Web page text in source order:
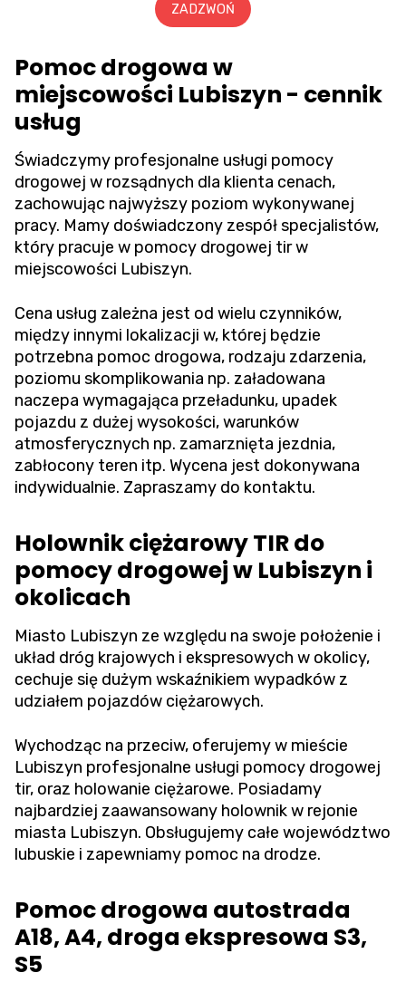
ZADZWOŃ
Pomoc drogowa w
miejscowości Lubiszyn - cennik
usług
Świadczymy profesjonalne usługi pomocy
drogowej w rozsądnych dla klienta cenach,
zachowując najwyższy poziom wykonywanej
pracy. Mamy doświadczony zespół specjalistów,
który pracuje w pomocy drogowej tir w
miejscowości Lubiszyn.
Cena usług zależna jest od wielu czynników,
między innymi lokalizacji w, której będzie
potrzebna pomoc drogowa, rodzaju zdarzenia,
poziomu skomplikowania np. załadowana
naczepa wymagająca przeładunku, upadek
pojazdu z dużej wysokości, warunków
atmosferycznych np. zamarznięta jezdnia,
zabłocony teren itp. Wycena jest dokonywana
indywidualnie. Zapraszamy do kontaktu.
Holownik ciężarowy TIR do
pomocy drogowej w Lubiszyn i
okolicach
Miasto Lubiszyn ze względu na swoje położenie i
układ dróg krajowych i ekspresowych w okolicy,
cechuje się dużym wskaźnikiem wypadków z
udziałem pojazdów ciężarowych.
Wychodząc na przeciw, oferujemy w mieście
Lubiszyn profesjonalne usługi pomocy drogowej
tir, oraz holowanie ciężarowe. Posiadamy
najbardziej zaawansowany holownik w rejonie
miasta Lubiszyn. Obsługujemy całe województwo
lubuskie i zapewniamy pomoc na drodze.
Pomoc drogowa autostrada
A18, A4, droga ekspresowa S3,
S5